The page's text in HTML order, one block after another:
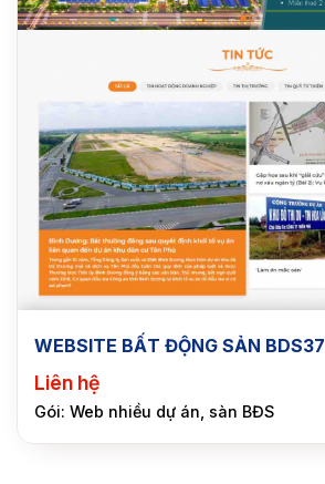
WEBSITE BẤT ĐỘNG SẢN BDS37
Liên hệ
Gói: Web nhiều dự án, sàn BĐS